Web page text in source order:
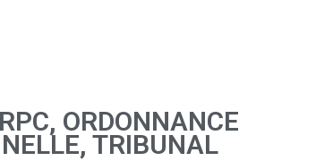
ORDONNANCE
TRIBUNAL